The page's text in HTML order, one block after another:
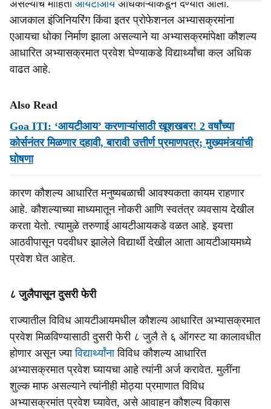
असल्याचे माहिती आयटीआय अधिकाऱ्यांकडून देण्यात आली.
आजकाल इंजिनियरिंग किंवा इतर प्रोफेशनल अभ्यासक्रमांना
एआयचा धोका निर्माण झाला असल्याने या अभ्यासक्रमांपेक्षा कौशल्य
आधारित अभ्यासक्रमात प्रवेश घेण्याकडे विद्यार्थ्यांचा कल अधिक
वाढत आहे.
Also Read
Goa ITI: ‘आयटीआय’ करणाऱ्यांसाठी खूशखबर! 2 वर्षांच्‍या
कोर्सनंतर मिळणार दहावी, बारावी उत्तीर्ण प्रमाणपत्र; मुख्‍यमंत्र्यांची
घोषणा
कारण कौशल्य आधारित मनुष्यबळाची आवश्‍यकता कायम राहणार
आहे. कौशल्याच्या माध्यमातून नोकरी आणि स्वतंत्र व्यवसाय देखील
करता येतो. त्यामुळे तरुणाई आयटीआयकडे वळत आहे. इयत्ता
आठवीपासून पदवीधर झालेले विद्यार्थी देखील आता आयटीआयमध्ये
प्रवेश घेत आहेत.
८ जुलैपासून दुसरी फेरी
राज्यातील विविध आयटीआयमधील कौशल्य आधारित अभ्यासक्रमात
प्रवेश मिळविण्यासाठी दुसरी फेरी ८ जुलै ते ६ ऑगस्ट या कालावधीत
होणार असून ज्याविद्यार्थ्यांनाविविध कौशल्य आधारित
अभ्यासक्रमात प्रवेश घ्यायचा आहे त्यांनी अर्ज करावेत. मुलींना
शुल्क माफ असल्याने त्यांनीही मोठ्या प्रमाणात विविध
अभ्यासक्रमांत प्रवेश घ्यावेत, असे आवाहन कौशल्य विकास